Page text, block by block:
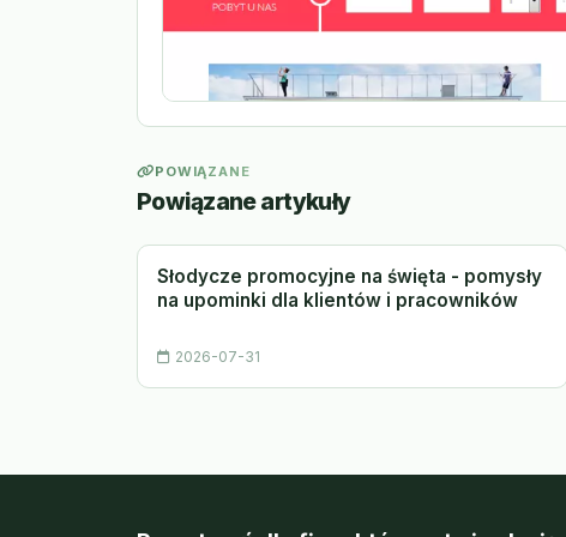
POWIĄZANE
Powiązane artykuły
Słodycze promocyjne na święta - pomysły
na upominki dla klientów i pracowników
2026-07-31